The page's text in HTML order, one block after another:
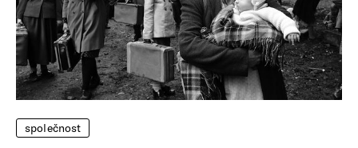
společnost